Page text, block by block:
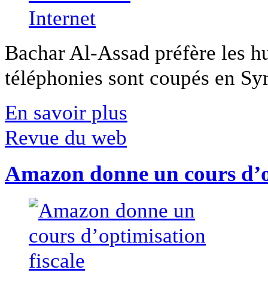
Bachar Al-Assad préfère les
téléphonies sont coupés en
En savoir plus
Revue du web
Amazon donne un cours